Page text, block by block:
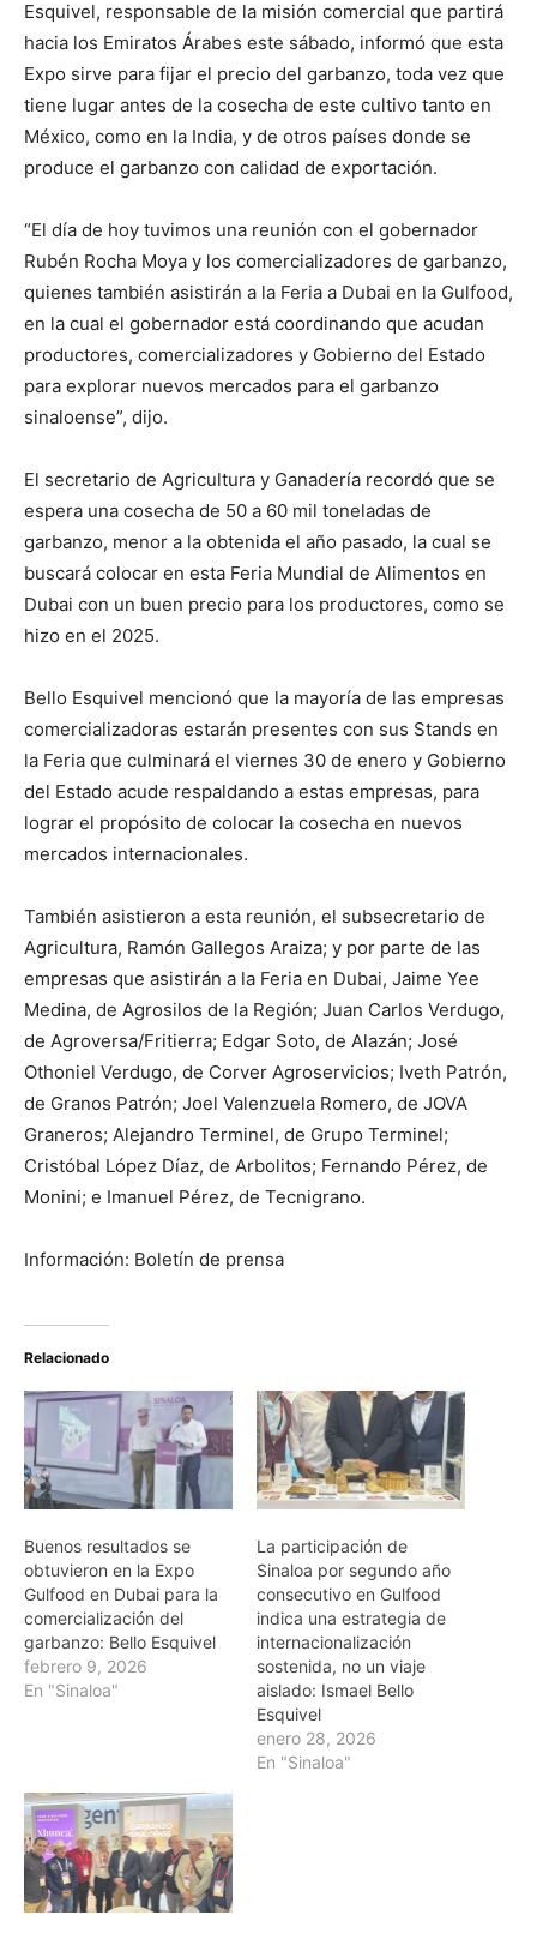
Esquivel, responsable de la misión comercial que partirá
hacia los Emiratos Árabes este sábado, informó que esta
Expo sirve para fijar el precio del garbanzo, toda vez que
tiene lugar antes de la cosecha de este cultivo tanto en
México, como en la India, y de otros países donde se
produce el garbanzo con calidad de exportación.
“El día de hoy tuvimos una reunión con el gobernador
Rubén Rocha Moya y los comercializadores de garbanzo,
quienes también asistirán a la Feria a Dubai en la Gulfood,
en la cual el gobernador está coordinando que acudan
productores, comercializadores y Gobierno del Estado
para explorar nuevos mercados para el garbanzo
sinaloense”, dijo.
El secretario de Agricultura y Ganadería recordó que se
espera una cosecha de 50 a 60 mil toneladas de
garbanzo, menor a la obtenida el año pasado, la cual se
buscará colocar en esta Feria Mundial de Alimentos en
Dubai con un buen precio para los productores, como se
hizo en el 2025.
Bello Esquivel mencionó que la mayoría de las empresas
comercializadoras estarán presentes con sus Stands en
la Feria que culminará el viernes 30 de enero y Gobierno
del Estado acude respaldando a estas empresas, para
lograr el propósito de colocar la cosecha en nuevos
mercados internacionales.
También asistieron a esta reunión, el subsecretario de
Agricultura, Ramón Gallegos Araiza; y por parte de las
empresas que asistirán a la Feria en Dubai, Jaime Yee
Medina, de Agrosilos de la Región; Juan Carlos Verdugo,
de Agroversa/Fritierra; Edgar Soto, de Alazán; José
Othoniel Verdugo, de Corver Agroservicios; Iveth Patrón,
de Granos Patrón; Joel Valenzuela Romero, de JOVA
Graneros; Alejandro Terminel, de Grupo Terminel;
Cristóbal López Díaz, de Arbolitos; Fernando Pérez, de
Monini; e Imanuel Pérez, de Tecnigrano.
Información: Boletín de prensa
Relacionado
Buenos resultados se
obtuvieron en la Expo
Gulfood en Dubai para la
comercialización del
garbanzo: Bello Esquivel
febrero 9, 2026
En "Sinaloa"
La participación de
Sinaloa por segundo año
consecutivo en Gulfood
indica una estrategia de
internacionalización
sostenida, no un viaje
aislado: Ismael Bello
Esquivel
enero 28, 2026
En "Sinaloa"